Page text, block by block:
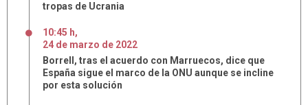
tropas de Ucrania
10:45 h,
24 de marzo de 2022
Borrell, tras el acuerdo con Marruecos, dice que
España sigue el marco de la ONU aunque se incline
por esta solución